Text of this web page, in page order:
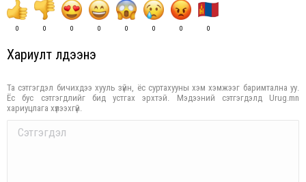
0 0 0 0 0 0 0 0
Хариулт үлдээнэ үү
Та сэтгэгдэл бичихдээ хууль зүйн, ёс суртахууны хэм хэмжээг баримтална уу.
Ёс бус сэтгэгдлийг бид устгах эрхтэй. Мэдээний сэтгэгдэлд Urug.mn
хариуцлага хүлээхгүй.
Comment